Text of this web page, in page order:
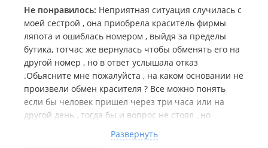
Не понравилось: Неприятная ситуация случилась с
моей сестрой , она приобрела краситель фирмы
ляпота и ошиблась номером , выйдя за пределы
бутика, тотчас же вернулась чтобы обменять его на
другой номер , но в ответ услышала отказ
.Обьясните мне пожалуйста , на каком основании не
произвели обмен красителя ? Все можно понять
если бы человек пришел через три часа или на
другой день , тогда бы и вопрос не стоял , но
отношение к покупателю ужасное , мотивируя тем
Развернуть